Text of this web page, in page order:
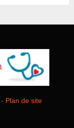
- Plan de site